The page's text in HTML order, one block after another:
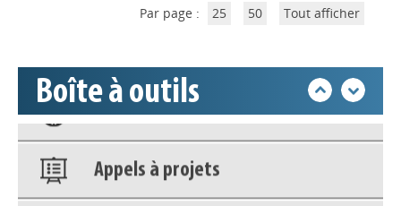
Par page :
25 50 Tout afficher
Boîte à outils
Nos veilles Scoop.it